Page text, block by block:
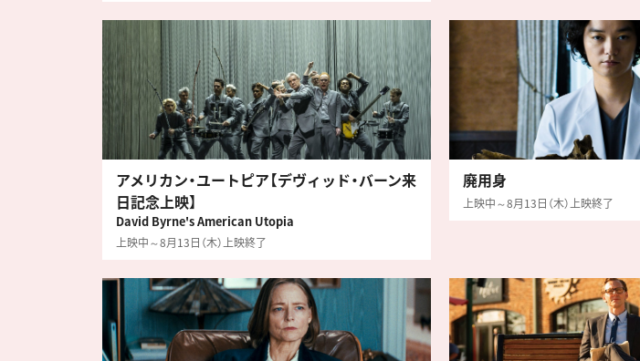
アメリカン・ユートピア【デヴィッド・バーン来
日記念上映】
David Byrne's American Utopia
上映中～8月13日（木）上映終了
廃用身
上映中～8月13日（木）上映終了